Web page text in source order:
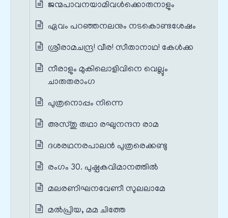
ജന്മപാവനയാമിവൾക്കൊരുനാളും
ഏവം പറഞ്ഞനലനും നടകൊണ്ടശേഷം
ശ്രീരാമചന്ദ്ര! വീര! സീതാനാഥ! കേൾക്ക
നീരാളും മുകിലൊളിവിനെ വെല്ലും
ചാരുതരാംഗ
പുത്രനൊപ്പം നിന്നെ
അസ്തു തഥാ രഘുനന്ദന രാമ
ദശരഥനരപാലൻ പുത്രരെക്കണ്ടു
രംഗം 30. പുഷ്പകവിമാനത്തിൽ
മലരണിഘനവേണീ സുലലാമേ
മൽപ്രിയ, മമ ചിത്തേ